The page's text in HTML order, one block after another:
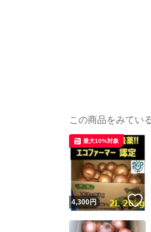
この商品をみてい
4,300円
最大10%対象